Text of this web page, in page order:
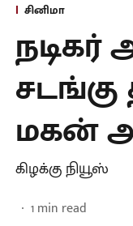
சினிமா
நடிகர்
சடங்கு
மகன்
கிழக்கு நியூஸ்
1min read